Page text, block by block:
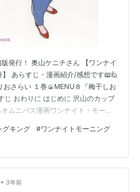
発行！ 奥山ケニチさん 【ワンナイ
】 あらすじ・漫画紹介/感想です📖🙋
おさらい １巻🍙MENU８『梅干しお
じ おわりに はじめに 沢山のカップ
ムニバス漫画ワンナイト・モーニ
二人』が再登場しますよ～🍴 前巻
です📖↓ yoko-enda-
ちょっぴりおさらい １巻🍙MENU
登場人物紹介 🍙真奈月さん(まな
。酒…
グキング #ワンナイトモーニング
• 3年前